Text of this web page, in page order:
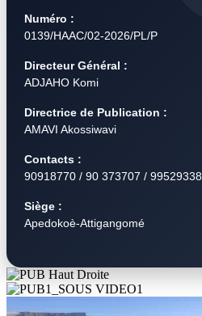
Numéro :
0139/HAAC/02-2026/PL/P
Directeur Général :
ADJAHO Komi
Directrice de Publication :
AMAVI Akossiwavi
Contacts :
90918770 / 90 373707 / 99529338
Siège :
Apedokoè-Attigangomé